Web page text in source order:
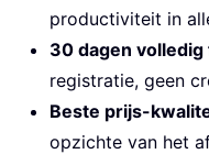
productiviteit in
30 dagen
registratie, geen
Beste prijs-
opzichte van het